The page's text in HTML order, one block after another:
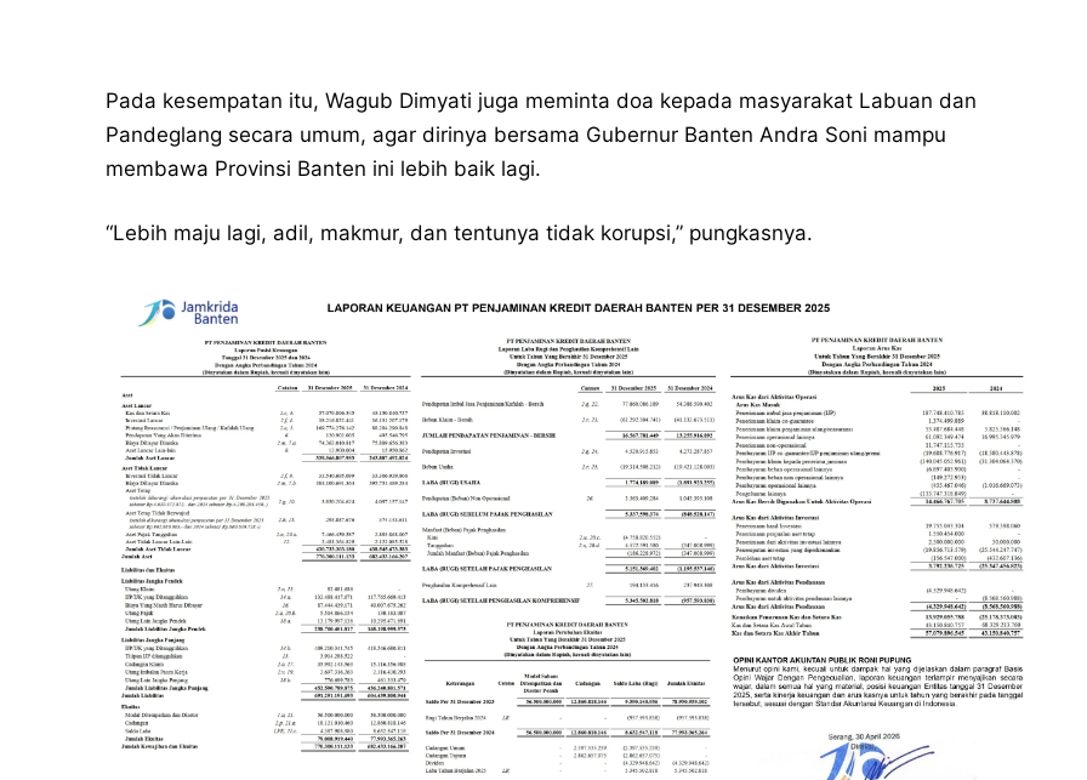
Pada kesempatan itu, Wagub Dimyati juga meminta doa kepada masyarakat Labuan dan
Pandeglang secara umum, agar dirinya bersama Gubernur Banten Andra Soni mampu
membawa Provinsi Banten ini lebih baik lagi.
“Lebih maju lagi, adil, makmur, dan tentunya tidak korupsi,” pungkasnya.